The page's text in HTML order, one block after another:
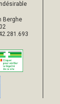
Berghe